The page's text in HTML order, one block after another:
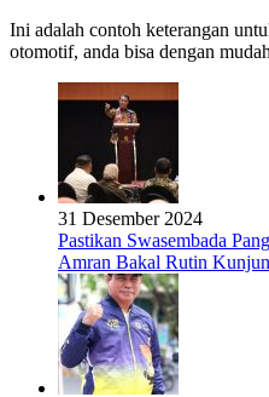
Ini adalah contoh keterangan
otomotif, anda bisa dengan
31 Desember 2024
Pastikan Swasembada
Amran Bakal Rutin